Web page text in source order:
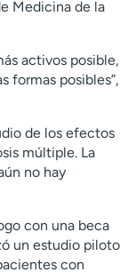
Medicina de la
activos posible,
formas posibles”,
de los efectos
múltiple. La
no hay
con una beca
un estudio piloto
con